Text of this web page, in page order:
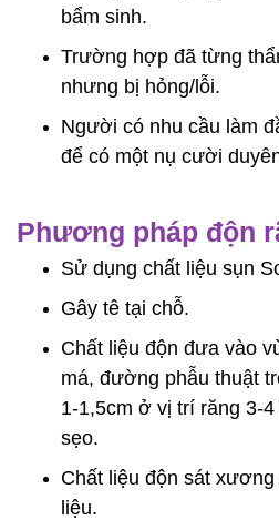
bẩm sinh.
Trường hợp đã từng
nhưng bị hỏng/lỗi.
Người có nhu cầu làm
để có một nụ cười
Phương pháp độn
Sử dụng chất liệu sụn
Gây tê tại chỗ.
Chất liệu độn đưa vào
má, đường phẫu thuật
1-1,5cm ở vị trí răng 3-
sẹo.
Chất liệu độn sát
liệu.